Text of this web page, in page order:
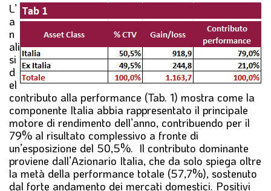
L’
a
n
ali
si
d
el
contributo alla performance (Tab. 1) mostra come la
componente Italia abbia rappresentato il principale
motore di rendimento dell’anno, contribuendo per il
79% al risultato complessivo a fronte di
un’esposizione del 50,5%. Il contributo dominante
proviene dall’Azionario Italia, che da solo spiega oltre
la metà della performance totale (57,7%), sostenuto
dal forte andamento dei mercati domestici. Positivi